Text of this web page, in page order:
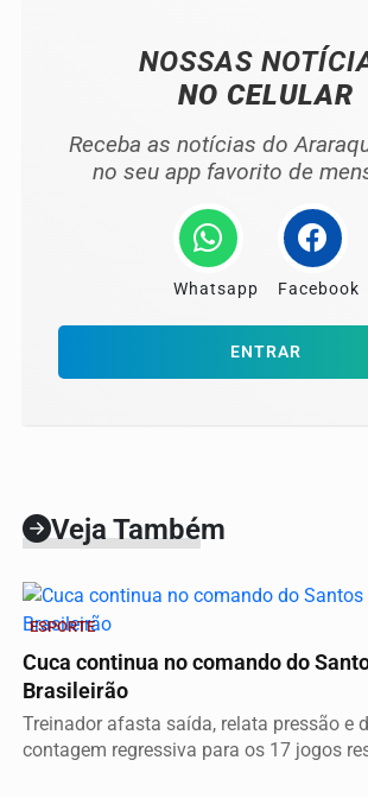
NOSSAS
NO CELULAR
Receba as notícias do
no seu app favorito de
Whatsapp Facebook
ENTRAR
Veja Também
ESPORTE
Cuca continua no comando do
Brasileirão
Treinador afasta saída, relata pressão e
contagem regressiva para os 17 jogos